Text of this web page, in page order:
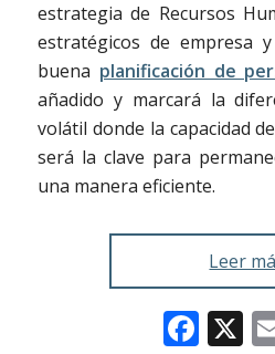
estrategia de Recursos
estratégicos de empresa
buena planificación de
añadido y marcará la
volátil donde la capacidad
será la clave para
una manera eficiente.
Leer
X